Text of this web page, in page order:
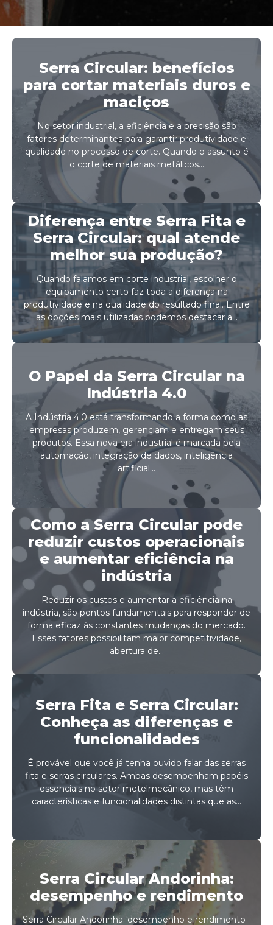
Serra Circular: benefícios
para cortar materiais duros e
maciços
No setor industrial, a eficiência e a precisão são
fatores determinantes para garantir produtividade e
qualidade no processo de corte. Quando o assunto é
o corte de materiais metálicos...
Diferença entre Serra Fita e
Serra Circular: qual atende
melhor sua produção?
Quando falamos em corte industrial, escolher o
equipamento certo faz toda a diferença na
produtividade e na qualidade do resultado final. Entre
as opções mais utilizadas podemos destacar a...
O Papel da Serra Circular na
Indústria 4.0
A Indústria 4.0 está transformando a forma como as
empresas produzem, gerenciam e entregam seus
produtos. Essa nova era industrial é marcada pela
automação, integração de dados, inteligência
artificial...
Como a Serra Circular pode
reduzir custos operacionais
e aumentar eficiência na
indústria
Reduzir os custos e aumentar a eficiência na
indústria, são pontos fundamentais para responder de
forma eficaz às constantes mudanças do mercado.
Esses fatores possibilitam maior competitividade,
abertura de...
Serra Fita e Serra Circular:
Conheça as diferenças e
funcionalidades
É provável que você já tenha ouvido falar das serras
fita e serras circulares. Ambas desempenham papéis
essenciais no setor metelmecânico, mas têm
características e funcionalidades distintas que as...
Serra Circular Andorinha:
desempenho e rendimento
Serra Circular Andorinha: desempenho e rendimento